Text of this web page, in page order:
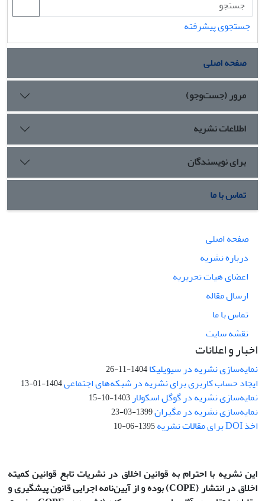
جستجوی پیشرفته
صفحه اصلی
مرور (جست‌وجو)
اطلاعات نشریه
برای نویسندگان
تماس با ما
صفحه اصلی
درباره نشریه
اعضای هیات تحریریه
ارسال مقاله
تماس با ما
نقشه سایت
اخبار و اعلانات
نمایه‌سازی نشریه در سیویلیکا1404-11-26
ایجاد حساب کاربری برای نشریه در شبکه‌های اجتماعی1404-01-13
نمایه‌سازی نشریه در گوگل اسکولار 1403-10-15
نمایه‌سازی نشریه در مگیران1399-03-23
اخذ DOI برای مقالات نشریه 1395-06-10
این نشریه با احترام به قوانین اخلاق در نشریات تابع قوانین کمیته
اخلاق در انتشار(COPE)بوده و از آیین‌نامه اجرایی قانون پیشگیری و